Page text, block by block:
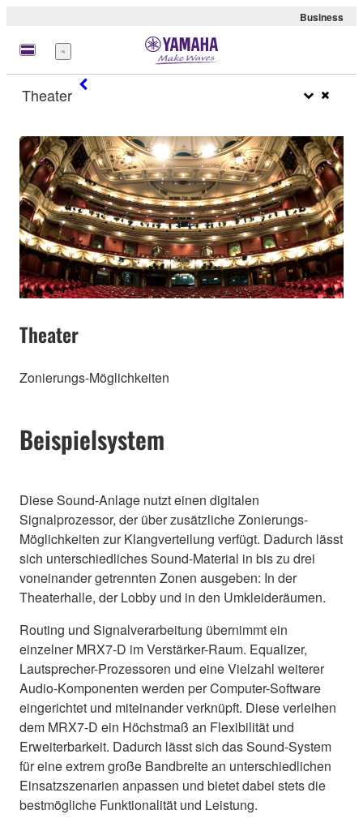
Business
Menü
Theater
Theater
Zonierungs-Möglichkeiten
Beispielsystem
Diese Sound-Anlage nutzt einen digitalen
Signalprozessor, der über zusätzliche Zonierungs-
Möglichkeiten zur Klangverteilung verfügt. Dadurch lässt
sich unterschiedliches Sound-Material in bis zu drei
voneinander getrennten Zonen ausgeben: In der
Theaterhalle, der Lobby und in den Umkleideräumen.
Routing und Signalverarbeitung übernimmt ein
einzelner MRX7-D im Verstärker-Raum. Equalizer,
Lautsprecher-Prozessoren und eine Vielzahl weiterer
Audio-Komponenten werden per Computer-Software
eingerichtet und miteinander verknüpft. Diese verleihen
dem MRX7-D ein Höchstmaß an Flexibilität und
Erweiterbarkeit. Dadurch lässt sich das Sound-System
für eine extrem große Bandbreite an unterschiedlichen
Einsatzszenarien anpassen und bietet dabei stets die
bestmögliche Funktionalität und Leistung.